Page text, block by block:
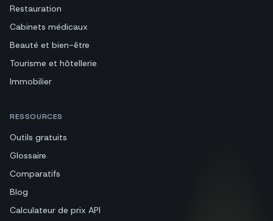
Restauration
Cabinets médicaux
Beauté et bien-être
Tourisme et hôtellerie
Immobilier
RESSOURCES
Outils gratuits
Glossaire
Comparatifs
Blog
Calculateur de prix API